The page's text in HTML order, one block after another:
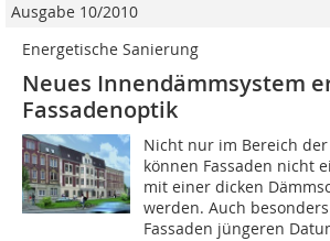
Ausgabe 10/2010
Energetische Sanierung
Neues Innendämmsystem
Fassadenoptik
Nicht nur im Bereich
können Fassaden nicht
mit einer dicken
werden. Auch
Fassaden jüngeren